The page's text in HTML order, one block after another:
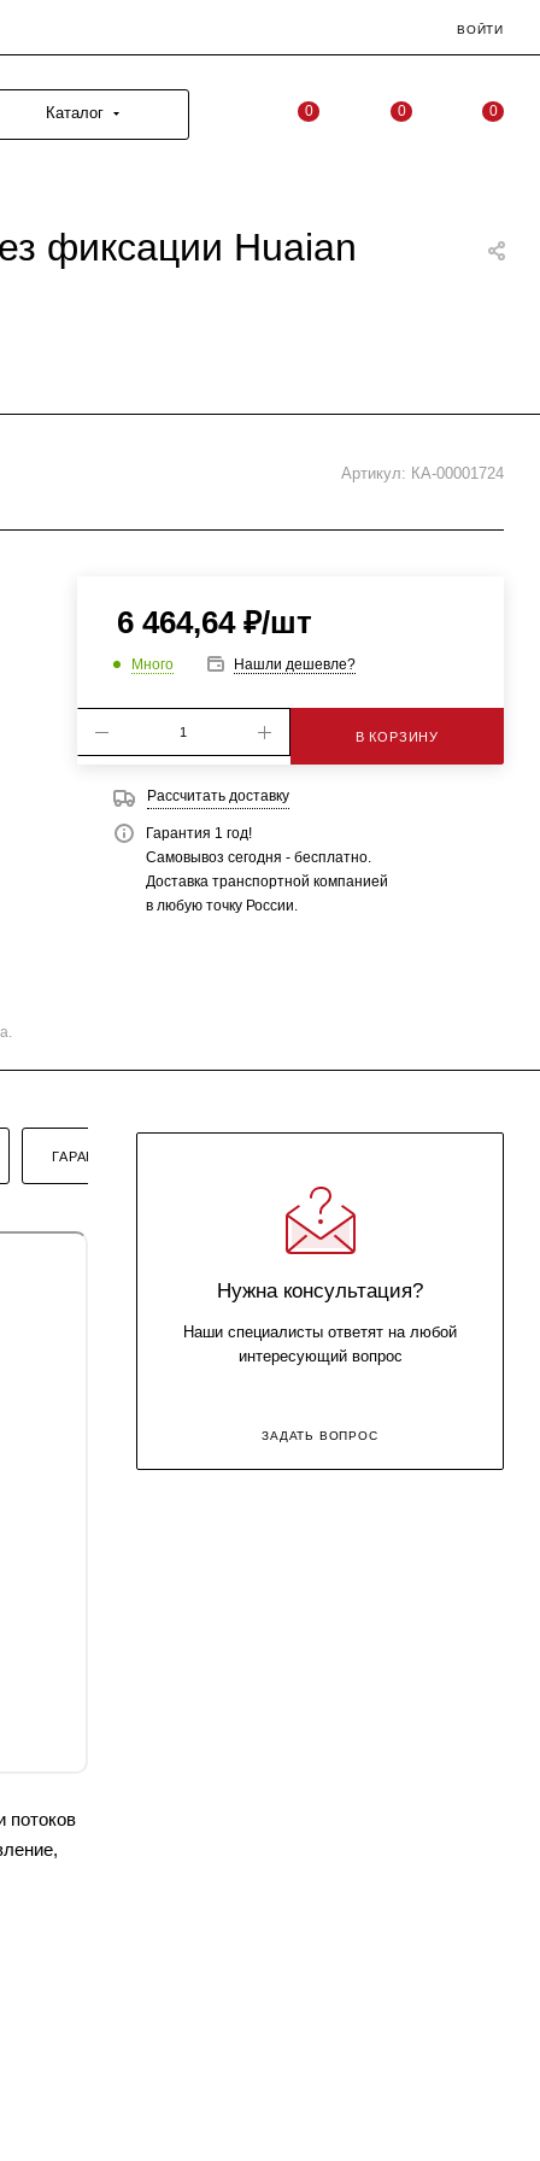
ВОЙТИ
Каталог 0 0 0
фиксации Huaian
Артикул: КА-00001724
6 464,64₽/шт
Много Нашли дешевле?
В КОРЗИНУ
Рассчитать доставку
Гарантия 1 год!
Самовывоз сегодня - бесплатно.
Доставка транспортной компанией
в любую точку России.
ГАРАНТИЯ
потоков
Нужна консультация?
Наши специалисты ответят на любой
интересующий вопрос
ЗАДАТЬ ВОПРОС